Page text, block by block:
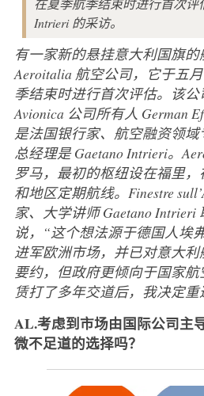
Intrieri 的采访。
有一家新的悬挂意大利国旗
Aeroitalia 航空公司，它于五
季结束时进行首次评估。该公
Avionica 公司所有人 German
是法国银行家、航空融资领域
总经理是 Gaetano Intrieri。
罗马，最初的枢纽设在福里
和地区定期航线。Finestre
家、大学讲师 Gaetano
说，“这个想法源于德国人埃
进军欧洲市场，并已对意大
要约，但政府更倾向于国家
赁打了多年交道后，我决定重
AL.考虑到市场由国际公司主
微不足道的选择吗？